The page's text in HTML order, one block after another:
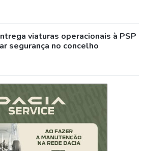
viaturas operacionais à PSP
segurança no concelho